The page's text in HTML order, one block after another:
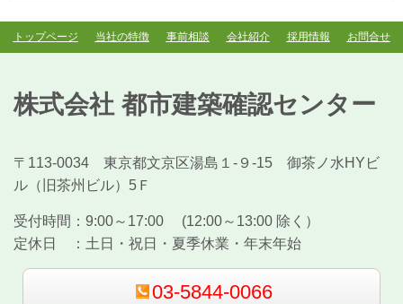
トップページ 当社の特徴 事前相談 会社紹介 採用情報 お問合せ
株式会社 都市建築確認センター
〒113-0034 東京都文京区湯島１-９-15 御茶ノ水HYビ
ル（旧茶州ビル）5Ｆ
受付時間： 9:00～17:00 (12:00～13:00 除く）
定休日 ： 土日・祝日・夏季休業・年末年始
03-5844-0066